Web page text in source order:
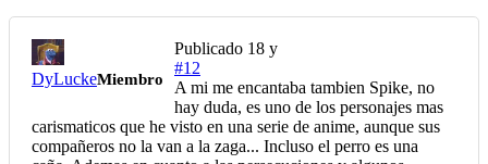
DyLuckeMiembro
Publicado 18 y
#12
A mi me encantaba tambien Spike, no
hay duda, es uno de los personajes mas
carismaticos que he visto en una serie de anime, aunque sus
compañeros no la van a la zaga... Incluso el perro es una